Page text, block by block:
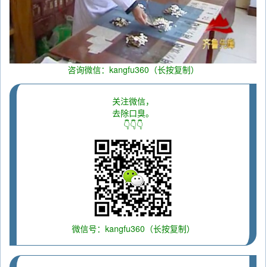
咨询微信：kangfu360（长按复制）
关注微信，
去除口臭。
👇👇👇
微信号：kangfu360（长按复制）